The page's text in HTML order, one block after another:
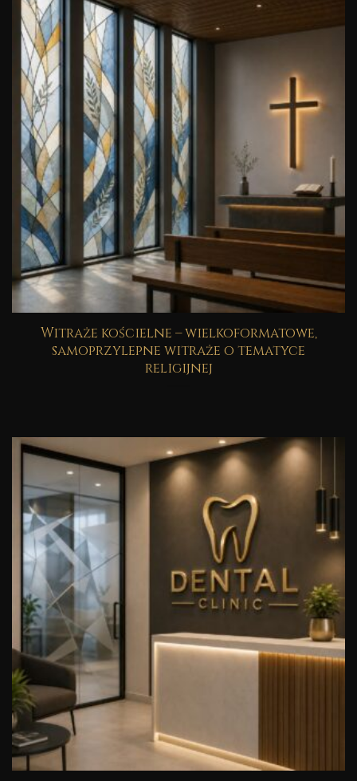
Witraże kościelne – wielkoformatowe,
samoprzylepne witraże o tematyce
religijnej